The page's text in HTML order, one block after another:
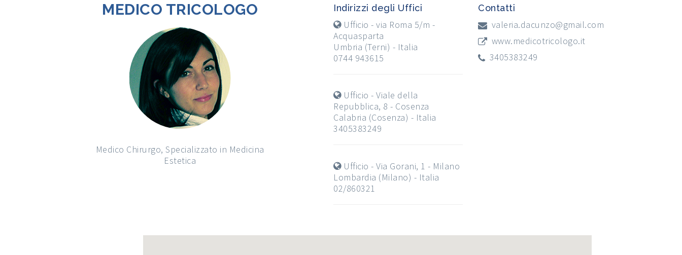
MEDICO TRICOLOGO
Medico Chirurgo, Specializzato in Medicina
Estetica
Indirizzi degli Uffici
Ufficio - via Roma 5/m -
Acquasparta
Umbria (Terni) - Italia
0744 943615
Ufficio - Viale della
Repubblica, 8 - Cosenza
Calabria (Cosenza) - Italia
3405383249
Ufficio - Via Gorani, 1 - Milano
Lombardia (Milano) - Italia
02/860321
Contatti
valeria.dacunzo@gmail.com
www.medicotricologo.it
3405383249